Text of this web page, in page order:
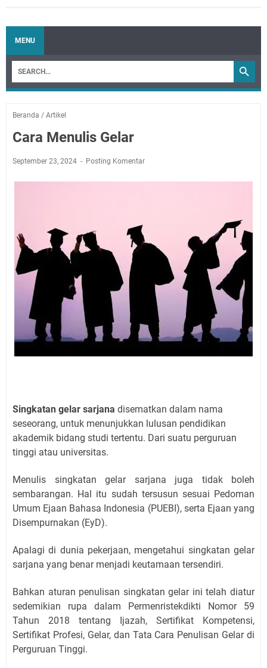
MENU
Beranda / Artikel
Cara Menulis Gelar
September 23, 2024 Posting Komentar
Singkatan gelar sarjana disematkan dalam nama
seseorang, untuk menunjukkan lulusan pendidikan
akademik bidang studi tertentu. Dari suatu perguruan
tinggi atau universitas.
Menulis singkatan gelar sarjana juga tidak boleh
sembarangan. Hal itu sudah tersusun sesuai Pedoman
Umum Ejaan Bahasa Indonesia (PUEBI), serta Ejaan yang
Disempurnakan (EyD).
Apalagi di dunia pekerjaan, mengetahui singkatan gelar
sarjana yang benar menjadi keutamaan tersendiri.
Bahkan aturan penulisan singkatan gelar ini telah diatur
sedemikian rupa dalam Permenristekdikti Nomor 59
Tahun 2018 tentang Ijazah, Sertifikat Kompetensi,
Sertifikat Profesi, Gelar, dan Tata Cara Penulisan Gelar di
Perguruan Tinggi.